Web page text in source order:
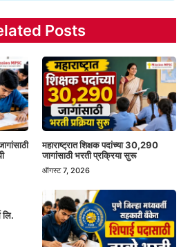
Posts
महाराष्ट्रात शिक्षक पदांच्या 30,290
जागांसाठी भरती प्रक्रिया सुरू
ऑगस्ट 7, 2026
लि.